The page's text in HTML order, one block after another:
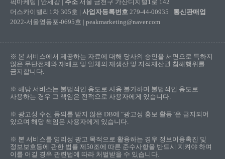
픽마케팅 | 안세강 | 주소 서울 금천구 가산디지털1로 142
더스카이밸리1차 305호 | 사업자등록번호 279-44-00935 | 통신판매업
2022-서울영등포-0695호 | peakmarketing@naver.com
※ 본 서비스에서 제공하는 자료에 대해 당사의 승인을 서면으로 득하지
않은 무단전제와 재배포 및 일체의 재생산 및 지적재산권 침해행위를
금지합니다.
※ 해당 서비스는 불법적인 용도로 사용 불가하며 불법적인 용도로
사용하는 경우 그 책임은 전적으로 사용자에게 있습니다.
※ 광고성 수신 동의를 받지 않은 DB에 "광고성 홍보 활동"은 금지되어
있으며 해당 책임은 사용자에게 있습니다.
※ 본 서비스를 영리성 광고 목적으로 활용하는 경우 정보이용촉진 및
정보보호등에 관한 법률 제50조에 따른 준수사항을 반드시 지켜야 하며
이를 어길 경우 관련법에 따라 처벌받을 수 있습니다.